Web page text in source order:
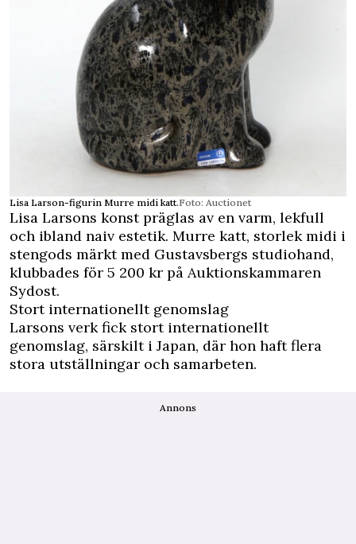
Lisa Larson-figurin Murre midi katt.Foto: Auctionet
Lisa Larsons konst präglas av en varm, lekfull
och ibland naiv estetik. Murre katt, storlek midi i
stengods märkt med Gustavsbergs studiohand,
klubbades för 5 200 kr på Auktionskammaren
Sydost.
Stort internationellt genomslag
Larsons verk fick stort internationellt
genomslag, särskilt i Japan, där hon haft flera
stora utställningar och samarbeten.
Annons